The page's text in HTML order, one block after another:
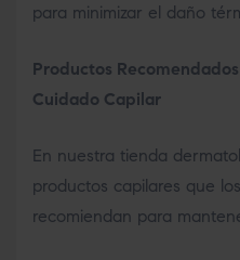
para minimizar el daño
Productos
Cuidado Capilar
En nuestra tienda
productos capilares que
recomiendan para